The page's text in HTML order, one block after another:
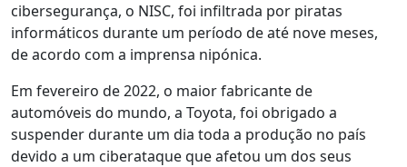
cibersegurança, o NISC, foi infiltrada por piratas
informáticos durante um período de até nove meses,
de acordo com a imprensa nipónica.
Em fevereiro de 2022, o maior fabricante de
automóveis do mundo, a Toyota, foi obrigado a
suspender durante um dia toda a produção no país
devido a um ciberataque que afetou um dos seus